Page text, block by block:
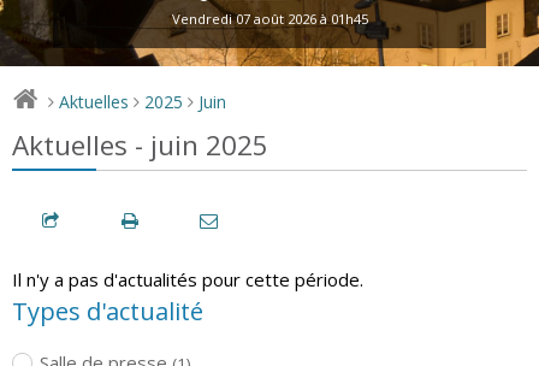
Vendredi 07 août 2026 à 01h45
> Aktuelles > 2025 > Juin
Aktuelles - juin 2025
Il n'y a pas d'actualités pour cette période.
Types d'actualité